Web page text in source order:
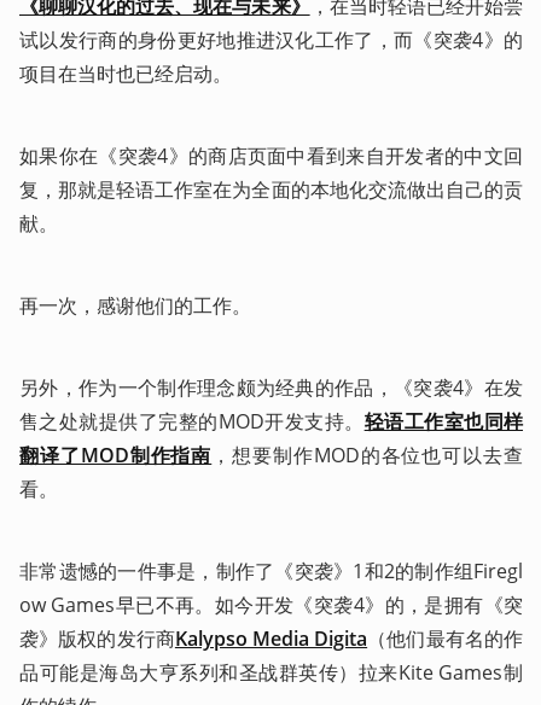
《聊聊汉化的过去、现在与未来》
，在当时轻语已经开始尝
试以发行商的身份更好地推进汉化工作了，而《突袭4》的
项目在当时也已经启动。
如果你在《突袭4》的商店页面中看到来自开发者的中文回
复，那就是轻语工作室在为全面的本地化交流做出自己的贡
献。
再一次，感谢他们的工作。
另外，作为一个制作理念颇为经典的作品，《突袭4》在发
售之处就提供了完整的MOD开发支持。 轻语工作室也同样
翻译了MOD制作指南 ，想要制作MOD的各位也可以去查
看。
非常遗憾的一件事是，制作了《突袭》1和2的制作组Firegl
ow Games早已不再。如今开发《突袭4》的，是拥有《突
袭》版权的发行商Kalypso Media Digita （他们最有名的作
品可能是海岛大亨系列和圣战群英传）拉来Kite Games制